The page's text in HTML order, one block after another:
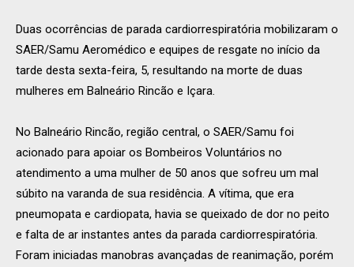
Duas ocorrências de parada cardiorrespiratória mobilizaram o
SAER/Samu Aeromédico e equipes de resgate no início da
tarde desta sexta-feira, 5, resultando na morte de duas
mulheres em Balneário Rincão e Içara.
No Balneário Rincão, região central, o SAER/Samu foi
acionado para apoiar os Bombeiros Voluntários no
atendimento a uma mulher de 50 anos que sofreu um mal
súbito na varanda de sua residência. A vítima, que era
pneumopata e cardiopata, havia se queixado de dor no peito
e falta de ar instantes antes da parada cardiorrespiratória.
Foram iniciadas manobras avançadas de reanimação, porém